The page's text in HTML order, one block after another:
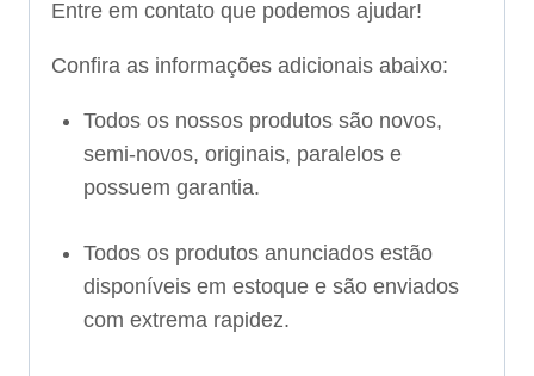
Entre em contato que podemos ajudar!
Confira as informações adicionais abaixo:
Todos os nossos produtos são novos,
semi-novos, originais, paralelos e
possuem garantia.
Todos os produtos anunciados estão
disponíveis em estoque e são enviados
com extrema rapidez.